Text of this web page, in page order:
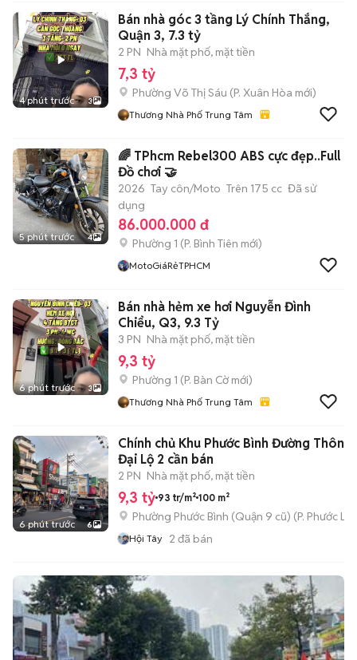
4 phút trước 3
Bán nhà góc 3 tầng Lý Chính Thắng,
Quận 3, 7.3 tỷ
2 PN Nhà mặt phố, mặt tiền
7,3 tỷ
Phường Võ Thị Sáu (P. Xuân Hòa mới)
Thương Nhà Phố Trung Tâm
5 phút trước 4
🌈 TPhcm Rebel300 ABS cực đẹp..Full
Đồ chơi 🤝
2026 Tay côn/Moto Trên 175 cc Đã sử
dụng
86.000.000 đ
Phường 1 (P. Bình Tiên mới)
MotoGiáRẻTPHCM
6 phút trước 3
Bán nhà hẻm xe hơi Nguyễn Đình
Chiểu, Q3, 9.3 Tỷ
3 PN Nhà mặt phố, mặt tiền
9,3 tỷ
Phường 1 (P. Bàn Cờmới)
Thương Nhà Phố Trung Tâm
6 phút trước 6
Chính chủ Khu Phước Bình Đường Thông cạnh
Đại Lộ 2 cần bán
2 PN Nhà mặt phố, mặt tiền
9,3 tỷ 93 tr/m² 100 m²
Phường Phước Bình (Quận 9 cũ) (P. Phước
Hội Tây 2 đã bán